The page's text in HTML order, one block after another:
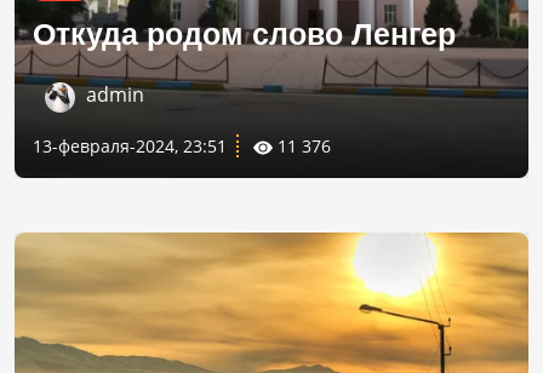
Откуда родом слово Ленгер
admin
13-февраля-2024, 23:51 11 376